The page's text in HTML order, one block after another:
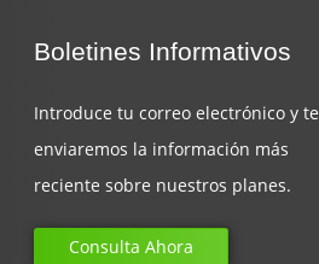
Boletines Informativos
Introduce tu correo electrónico y te
enviaremos la información más
reciente sobre nuestros planes.
Consulta Ahora